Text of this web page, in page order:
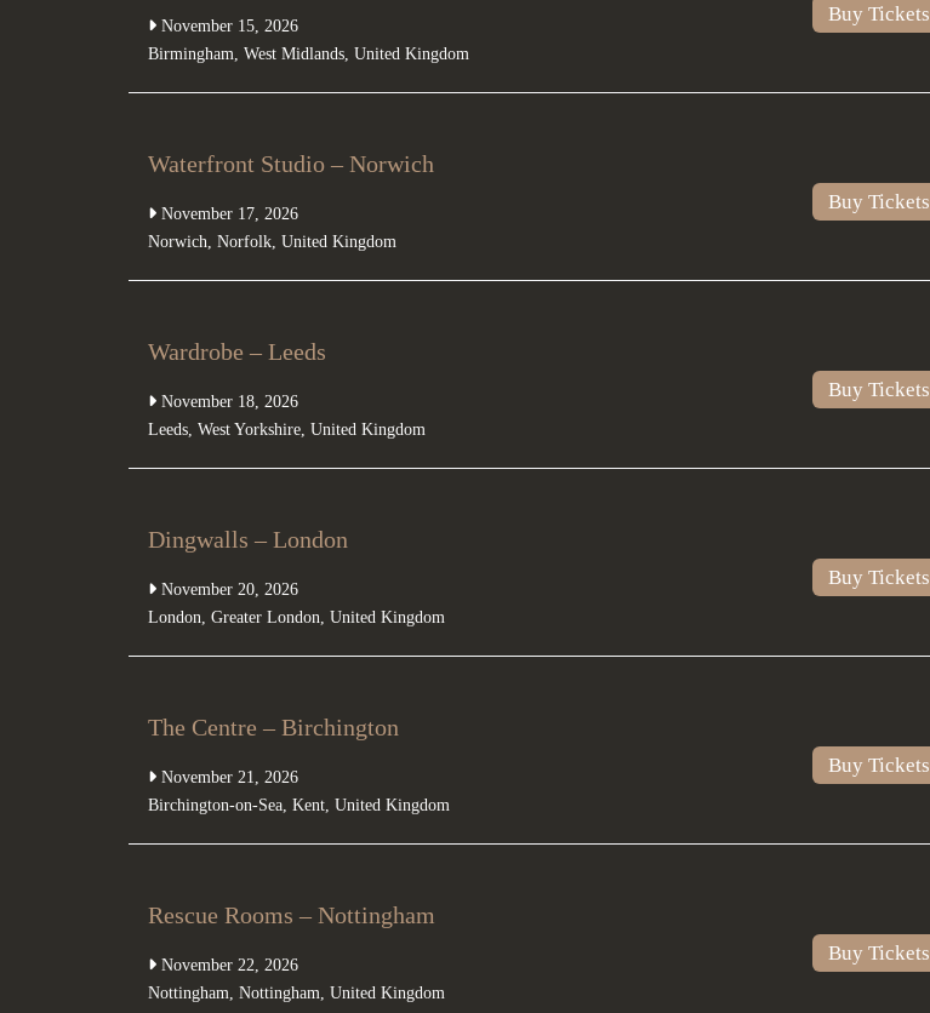
November 15, 2026
Birmingham, West Midlands, United Kingdom
Buy Tickets
Waterfront Studio – Norwich
November 17, 2026
Norwich, Norfolk, United Kingdom
Buy Tickets
Wardrobe – Leeds
November 18, 2026
Leeds, West Yorkshire, United Kingdom
Buy Tickets
Dingwalls – London
November 20, 2026
London, Greater London, United Kingdom
Buy Tickets
The Centre – Birchington
November 21, 2026
Birchington-on-Sea, Kent, United Kingdom
Buy Tickets
Rescue Rooms – Nottingham
November 22, 2026
Nottingham, Nottingham, United Kingdom
Buy Tickets